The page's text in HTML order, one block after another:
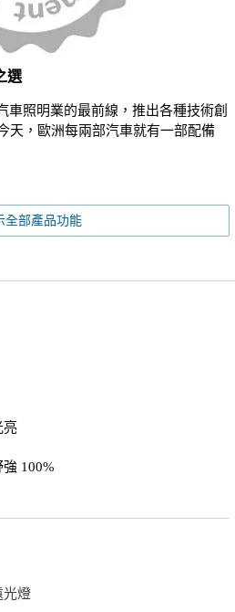
選
車照明業的最前線，推出各種技術創
天，歐洲每兩部汽車就有一部配備
全部產品功能
亮
強 100%
光燈